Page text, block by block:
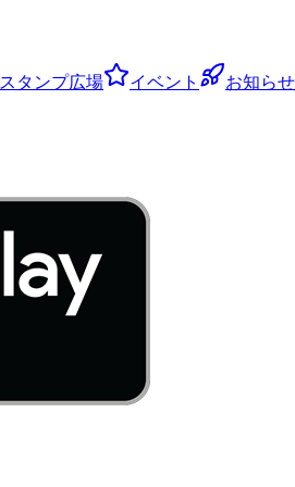
スタンプ広場 イベント お知らせ